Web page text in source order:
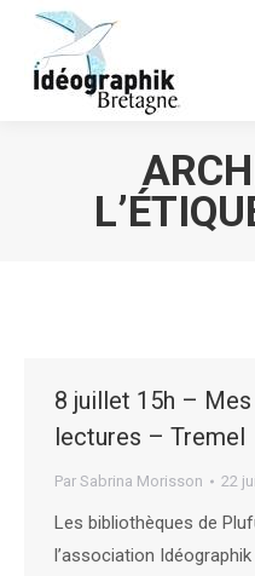
8 juillet 15h –
lectures – Tremel
Par Sabrina Morisson 22
Les bibliothèques de
l’association